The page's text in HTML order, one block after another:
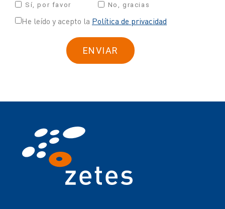
Sí, por favor No, gracias
He leído y acepto la Política de privacidad